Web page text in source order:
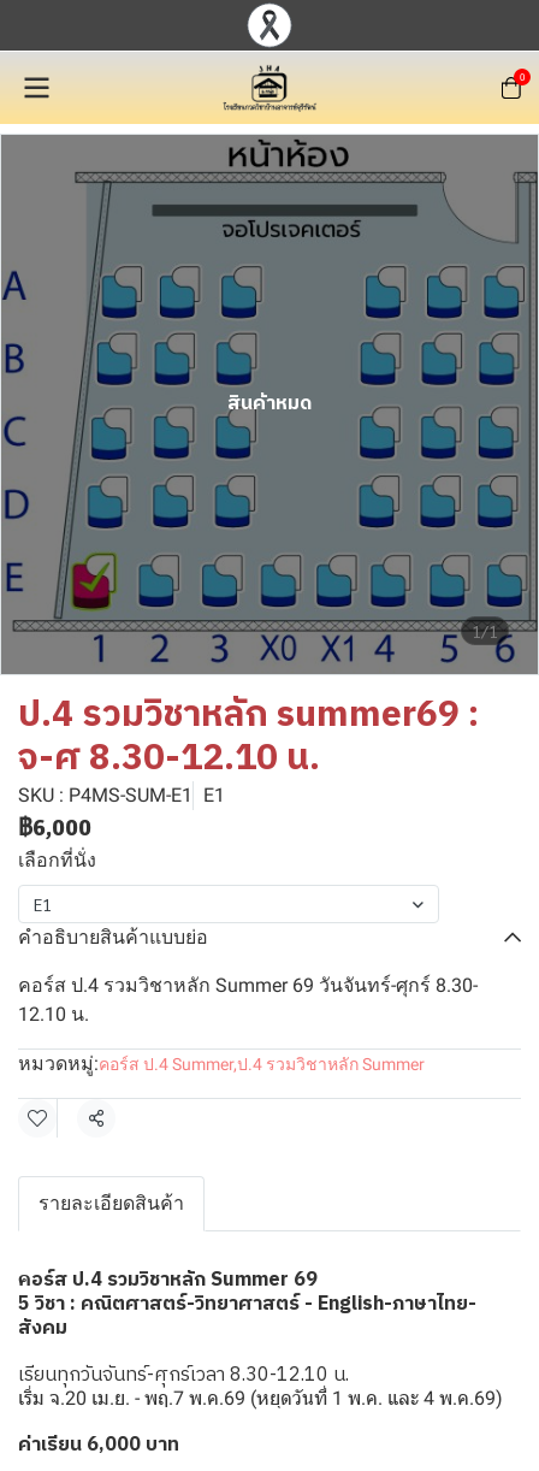
0
1/1
สินค้าหมด
ป.4 รวมวิชาหลัก summer69 :
จ-ศ 8.30-12.10 น.
SKU : P4MS-SUM-E1 E1
฿6,000
เลือกที่นั่ง
E1
คำอธิบายสินค้าแบบย่อ
คอร์ส ป.4 รวมวิชาหลัก Summer 69 วันจันทร์-ศุกร์ 8.30-
12.10 น.
หมวดหมู่:คอร์ส ป.4 Summer,ป.4 รวมวิชาหลัก Summer
แชร์
รายละเอียดสินค้า
คอร์ส ป.4 รวมวิชาหลัก Summer 69
5 วิชา : คณิตศาสตร์-วิทยาศาสตร์ - English-ภาษาไทย-
สังคม
เรียนทุกวันจันทร์-ศุกร์เวลา 8.30-12.10 น.
เริ่ม จ.20 เม.ย. - พฤ.7 พ.ค.69 (หยุดวันที่ 1 พ.ค. และ 4 พ.ค.69)
ค่าเรียน 6,000 บาท